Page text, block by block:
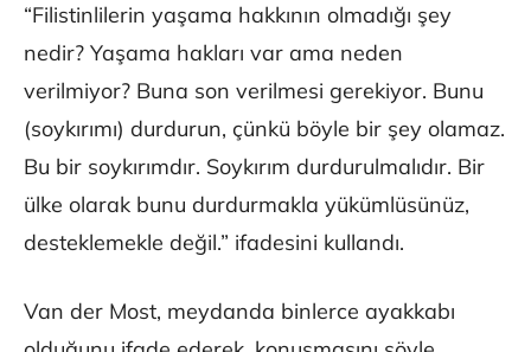
“Filistinlilerin yaşama hakkının olmadığı şey
nedir? Yaşama hakları var ama neden
verilmiyor? Buna son verilmesi gerekiyor. Bunu
(soykırımı) durdurun, çünkü böyle bir şey olamaz.
Bu bir soykırımdır. Soykırım durdurulmalıdır. Bir
ülke olarak bunu durdurmakla yükümlüsünüz,
desteklemekle değil.” ifadesini kullandı.
Van der Most, meydanda binlerce ayakkabı